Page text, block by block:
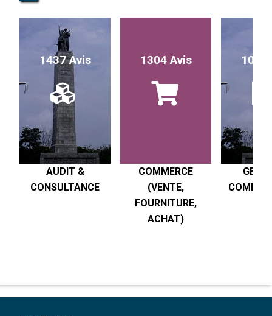
1437 Avis
AUDIT &
CONSULTANCE
1304 Avis
COMMERCE
(VENTE,
FOURNITURE,
ACHAT)
1017